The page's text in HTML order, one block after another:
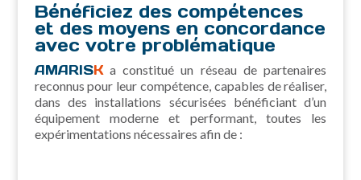
Bénéficiez des compétences
et des moyens en concordance
avec votre problématique
AMARISKa constitué un réseau de partenaires
reconnus pour leur compétence, capables de réaliser,
dans des installations sécurisées bénéficiant d’un
équipement moderne et performant, toutes les
expérimentations nécessaires afin de :